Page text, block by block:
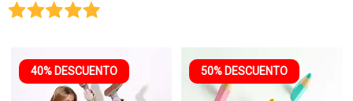
40% DESCUENTO 50% DESCUENTO